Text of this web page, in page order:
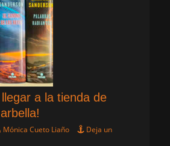
llegar a la tienda de
Mónica Cueto Liaño
Deja un